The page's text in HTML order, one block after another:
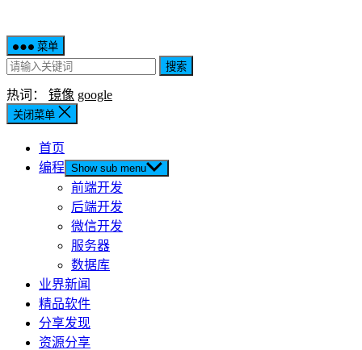
菜单
搜索
热词： 镜像 google
关闭菜单
首页
编程 Show sub menu
前端开发
后端开发
微信开发
服务器
数据库
业界新闻
精品软件
分享发现
资源分享